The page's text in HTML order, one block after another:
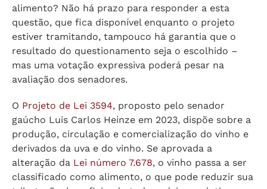
alimento? Não há prazo para responder a esta
questão, que fica disponível enquanto o projeto
estiver tramitando, tampouco há garantia que o
resultado do questionamento seja o escolhido –
mas uma votação expressiva poderá pesar na
avaliação dos senadores.
O Projeto de Lei 3594, proposto pelo senador
gaúcho Luis Carlos Heinze em 2023, dispõe sobre a
produção, circulação e comercialização do vinho e
derivados da uva e do vinho. Se aprovada a
alteração da Lei número 7.678, o vinho passa a ser
classificado como alimento, o que pode reduzir sua